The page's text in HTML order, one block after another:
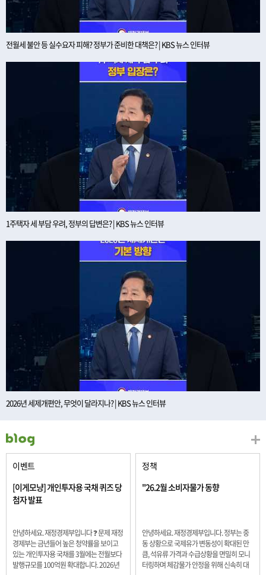
전월세 불안 등 실수요자 피해? 정부가 준비한 대책은? | KBS 뉴스 인터뷰
1주택자 세 부담 우려, 정부의 답변은? | KBS 뉴스 인터뷰
2026년 세제개편안, 무엇이 달라지나? | KBS 뉴스 인터뷰
이벤트
[이게모냥] 개인투자용 국채 퀴즈 당
첨자 발표
안녕하세요. 재정경제부입니다 ❓ 문제 재정
경제부는 금년들어 높은 청약률을 보이고
있는 개인투자용 국채를 3월에는 전월보다
발행규모를 100억원 확대합니다. 2026년
정책
"26.2월 소비자물가 동향
안녕하세요. 재정경제부입니다. 정부는 중
동 상황으로 국제유가 변동성이 확대된 만
큼, 석유류 가격과 수급상황을 면밀히 모니
터링하며 체감물가 안정을 위해 신속히 대